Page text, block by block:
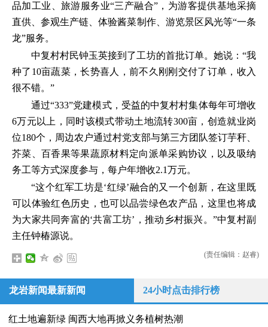
品加工业、旅游服务业“三产融合”，为游客提供基地采摘
直供、参观生产链、体验酱菜制作、游览景区风光等“一条
龙”服务。
中复村村民钟玉英接到了工坊的首批订单。她说：“我
种了10亩蔬菜，长势喜人，前不久刚刚交付了订单，收入
很不错。”
通过“333”党建模式，受益的中复村村集体每年可增收
6万元以上，同时该模式带动土地流转300亩，创造就业岗
位180个，周边农户通过村党支部与第三方团队签订芋秆、
芥菜、百香果等果蔬原材料定向派单采购协议，以及吸纳
务工等方式深度参与，每户年增收2.1万元。
“这个红军工坊是‘红绿’融合的又一个创新，在这里既
可以体验红色历史，也可以品尝绿色农产品，这里也将成
为大家共同奔富的‘共富工坊’，推动乡村振兴。”中复村副
主任钟椿源说。
(责任编辑：赵睿)
龙岩新闻最新新闻 24小时点击排行榜
红土地遍新绿 闽西大地再掀义务植树热潮